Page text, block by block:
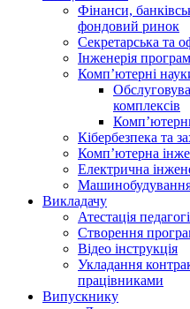
Фінанси,
фондовий ринок
Секретарська та
Інженерія
Комп’ютерні
комплексів
Кібербезпека та
Комп’ютерна
Електрична
Викладачу
Атестація
Створення
Відео інструкція
Укладання
працівниками
Випускнику